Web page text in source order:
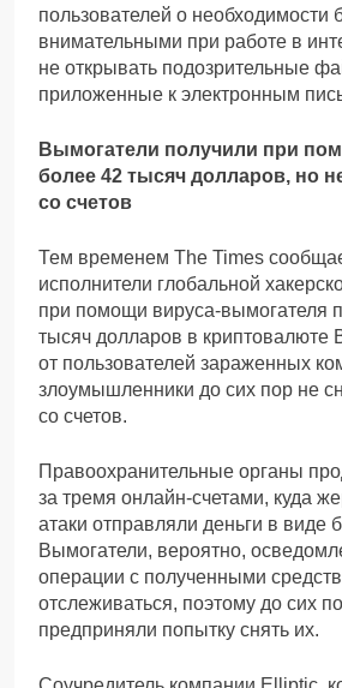
пользователей о необходимости
внимательными при работе в
не открывать подозрительные
приложенные к электронным
Вымогатели получили при
более 42 тысяч долларов, но
со счетов
Тем временем The Times
исполнители глобальной
при помощи вируса-вымогателя
тысяч долларов в криптовалюте
от пользователей зараженных
злоумышленники до сих пор не
со счетов.
Правоохранительные органы
за тремя онлайн-счетами, куда
атаки отправляли деньги в виде
Вымогатели, вероятно,
операции с полученными
отслеживаться, поэтому до сих
предприняли попытку снять их.